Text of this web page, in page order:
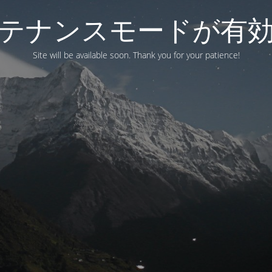
ナンスモードが有
Site will be available soon. Thank you for your patience!